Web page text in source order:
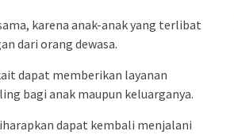
karena anak-anak yang terlibat
dari orang dewasa.
dapat memberikan layanan
bagi anak maupun keluarganya.
dapat kembali menjalani